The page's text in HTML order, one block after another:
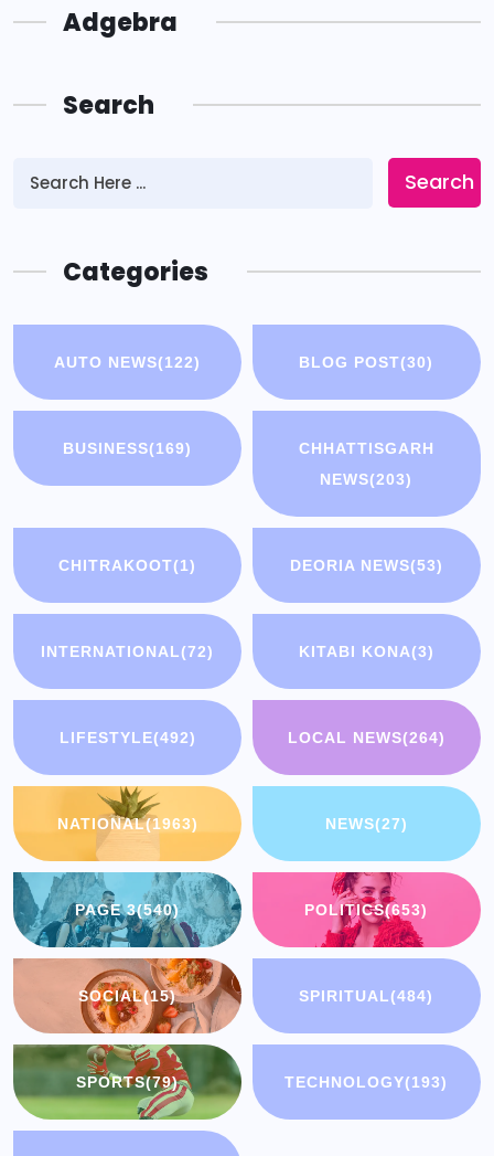
Adgebra
Search
Search
Categories
AUTO NEWS(122) BLOG POST(30)
BUSINESS(169)
CHHATTISGARH
NEWS(203)
CHITRAKOOT(1) DEORIA NEWS(53)
INTERNATIONAL(72) KITABI KONA(3)
LIFESTYLE(492) LOCAL NEWS(264)
NATIONAL(1963) NEWS(27)
PAGE 3(540) POLITICS(653)
SOCIAL(15) SPIRITUAL(484)
SPORTS(79) TECHNOLOGY(193)